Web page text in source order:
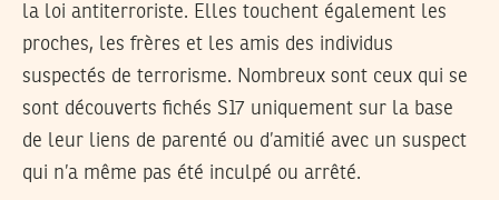
la loi antiterroriste. Elles touchent également les
proches, les frères et les amis des individus
suspectés de terrorisme. Nombreux sont ceux qui se
sont découverts fichés S17 uniquement sur la base
de leur liens de parenté ou d’amitié avec un suspect
qui n’a même pas été inculpé ou arrêté.